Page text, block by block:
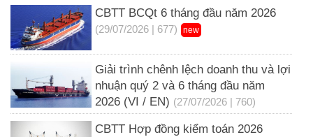
CBTT BCQt 6 tháng đầu năm 2026
(29/07/2026 | 677) new
Giải trình chênh lệch doanh thu và lợi
nhuận quý 2 và 6 tháng đầu năm
2026 (VI / EN) (27/07/2026 | 760)
CBTT Hợp đồng kiểm toán 2026